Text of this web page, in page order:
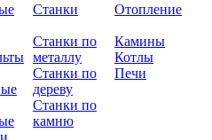
Станки
Станки по
металлу
Станки по
дереву
Станки по
камню
Отопление
Камины
Котлы
Печи